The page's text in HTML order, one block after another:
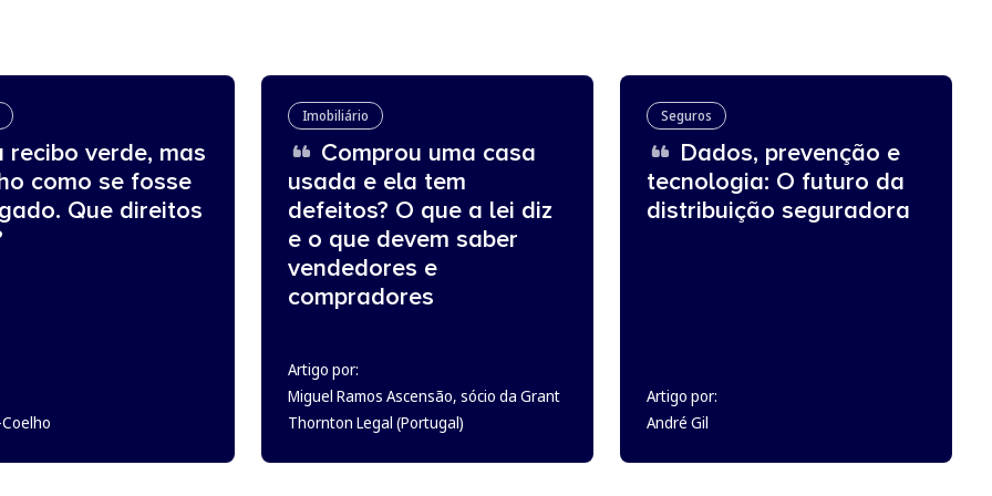
recibo verde, mas
como se fosse
Que direitos
Imobiliário
Comprou uma casa
usada e ela tem
defeitos? O que a lei diz
e o que devem saber
vendedores e
compradores
Artigo por:
Miguel Ramos Ascensão, sócio da Grant
Thornton Legal (Portugal)
Seguros
Dados, prevenção e
tecnologia: O futuro da
distribuição seguradora
Artigo por:
André Gil